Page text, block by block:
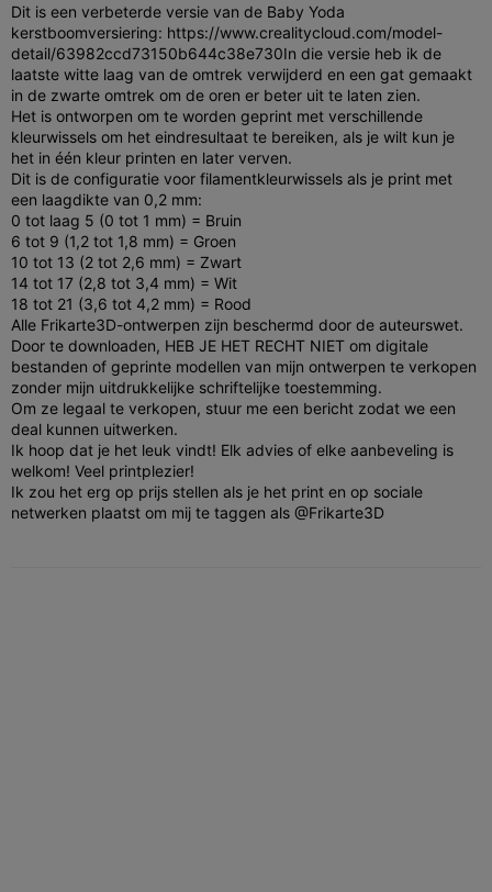
Dit is een verbeterde versie van de Baby Yoda
kerstboomversiering: https://www.crealitycloud.com/model-
detail/63982ccd73150b644c38e730In die versie heb ik de
laatste witte laag van de omtrek verwijderd en een gat gemaakt
in de zwarte omtrek om de oren er beter uit te laten zien.
Het is ontworpen om te worden geprint met verschillende
kleurwissels om het eindresultaat te bereiken, als je wilt kun je
het in één kleur printen en later verven.
Dit is de configuratie voor filamentkleurwissels als je print met
een laagdikte van 0,2 mm:
0 tot laag 5 (0 tot 1 mm) = Bruin
6 tot 9 (1,2 tot 1,8 mm) = Groen
10 tot 13 (2 tot 2,6 mm) = Zwart
14 tot 17 (2,8 tot 3,4 mm) = Wit
18 tot 21 (3,6 tot 4,2 mm) = Rood
Alle Frikarte3D-ontwerpen zijn beschermd door de auteurswet.
Door te downloaden, HEB JE HET RECHT NIET om digitale
bestanden of geprinte modellen van mijn ontwerpen te verkopen
zonder mijn uitdrukkelijke schriftelijke toestemming.
Om ze legaal te verkopen, stuur me een bericht zodat we een
deal kunnen uitwerken.
Ik hoop dat je het leuk vindt! Elk advies of elke aanbeveling is
welkom! Veel printplezier!
Ik zou het erg op prijs stellen als je het print en op sociale
netwerken plaatst om mij te taggen als @Frikarte3D